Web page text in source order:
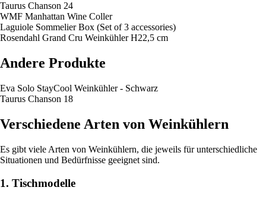
Taurus Chanson 24
WMF Manhattan Wine Coller
Laguiole Sommelier Box (Set of 3 accessories)
Rosendahl Grand Cru Weinkühler H22,5 cm
Andere Produkte
Eva Solo StayCool Weinkühler - Schwarz
Taurus Chanson 18
Verschiedene Arten von Weinkühlern
Es gibt viele Arten von Weinkühlern, die jeweils für unterschiedliche
Situationen und Bedürfnisse geeignet sind.
1. Tischmodelle